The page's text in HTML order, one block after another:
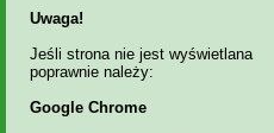
Uwaga!
Jeśli strona nie jest wyświetlana
poprawnie należy:
Google Chrome